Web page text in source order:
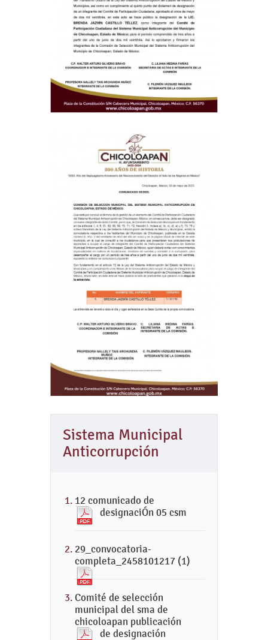
Sistema Municipal
Anticorrupción
12 comunicado de
designaciÓn 05 csm
29_convocatoria-
completa_2458101217 (1)
Comité de selección
municipal del sma de
chicoloapan publicación
de designación